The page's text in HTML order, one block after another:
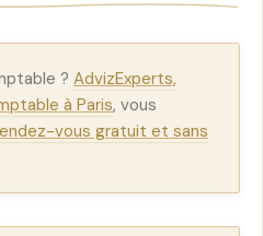
? AdvizExperts,
à Paris, vous
vous gratuit et sans